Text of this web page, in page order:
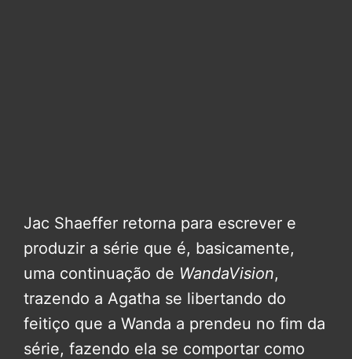
Jac Shaeffer retorna para escrever e
produzir a série que é, basicamente,
uma continuação de WandaVision,
trazendo a Agatha se libertando do
feitiço que a Wanda a prendeu no fim da
série, fazendo ela se comportar como